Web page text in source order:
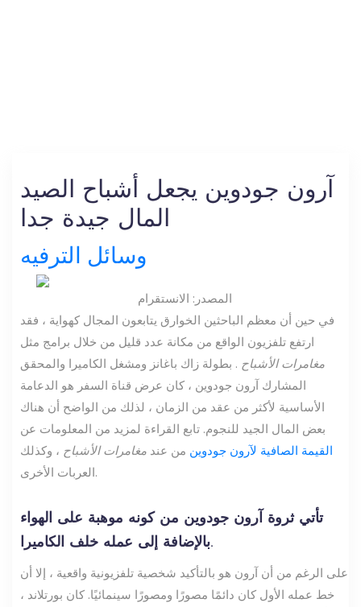
آرون جودوين يجعل أشباح الصيد
المال جيدة جدا
وسائل الترفيه
المصدر: الانستقرام
في حين أن معظم الباحثين الخوارق يتابعون المجال كهواية ، فقد
ارتفع تلفزيون الواقع من مكانة عدد قليل من خلال برامج مثل
مغامرات الأشباح . بطولة زاك باغانز ومشغل الكاميرا والمحقق
المشارك آرون جودوين ، كان عرض قناة السفر هو الدعامة
الأساسية لأكثر من عقد من الزمان ، لذلك من الواضح أن هناك
بعض المال الجيد للنجوم. تابع القراءة لمزيد من المعلومات عن
القيمة الصافية لآرون جودوين من عند مغامرات الأشباح ، وكذلك
العربات الأخرى.
تأتي ثروة آرون جودوين من كونه موهبة على الهواء
بالإضافة إلى عمله خلف الكاميرا.
على الرغم من أن آرون هو بالتأكيد شخصية تلفزيونية واقعية ، إلا أن
خط عمله الأول كان دائمًا مصورًا ومصورًا سينمائيًا. كان بورتلاند ،